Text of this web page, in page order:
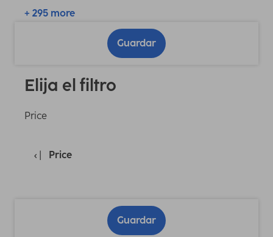
+ 295 more
Guardar
Elija el filtro
Price
Price
Guardar